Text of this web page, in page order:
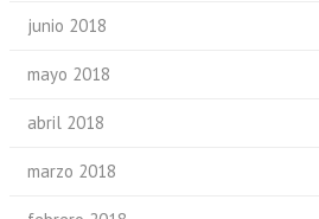
junio 2018
mayo 2018
abril 2018
marzo 2018